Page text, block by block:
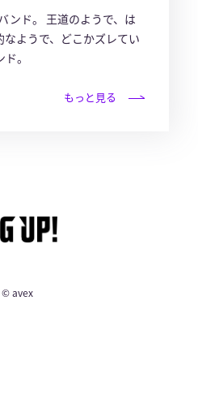
ンド。 王道のようで、は
なようで、どこかズレてい
。
もっと見る
© avex